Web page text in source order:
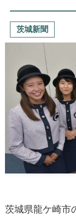
茨城新聞
茨城県龍ケ崎市